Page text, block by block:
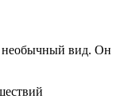
необычный вид. Он